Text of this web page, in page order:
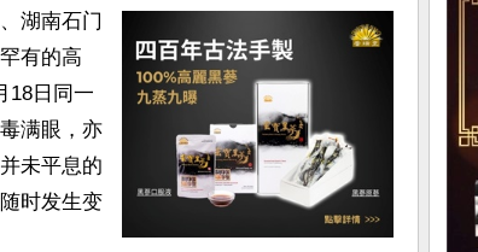
湖南石门
有的高
18日同一
满眼，亦
未平息的
时发生变